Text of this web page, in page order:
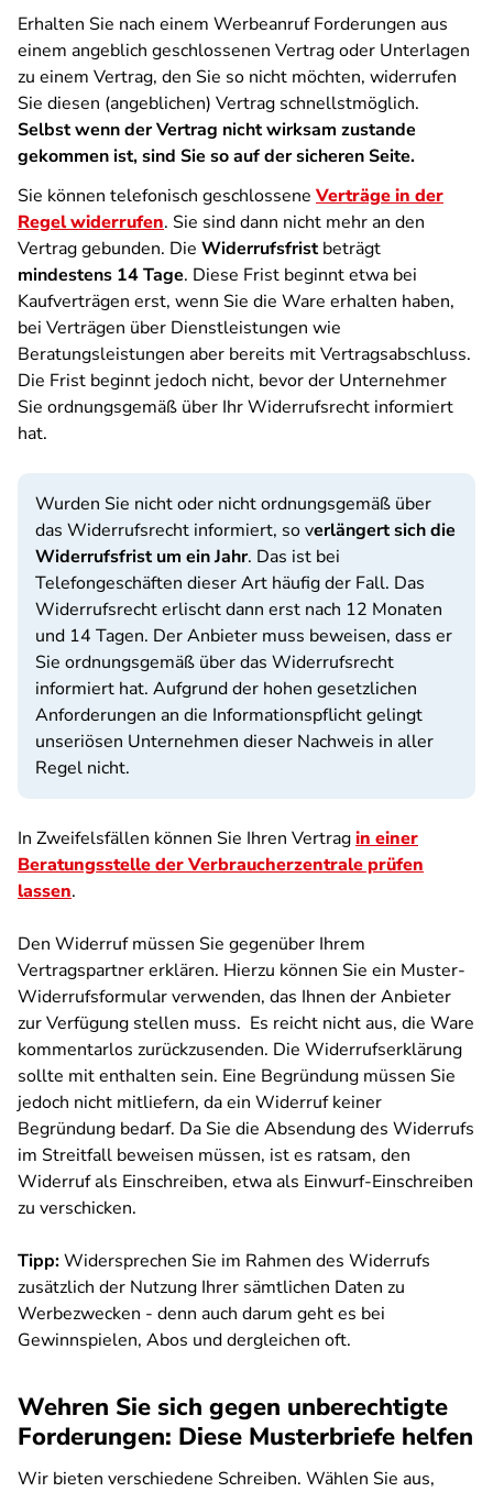
Erhalten Sie nach einem Werbeanruf Forderungen aus
einem angeblich geschlossenen Vertrag oder Unterlagen
zu einem Vertrag, den Sie so nicht möchten, widerrufen
Sie diesen (angeblichen) Vertrag schnellstmöglich.
Selbst wenn der Vertrag nicht wirksam zustande
gekommen ist, sind Sie so auf der sicheren Seite.
Sie können telefonisch geschlossene Verträge in der
Regel widerrufen. Sie sind dann nicht mehr an den
Vertrag gebunden. Die Widerrufsfristbeträgt
mindestens 14 Tage. Diese Frist beginnt etwa bei
Kaufverträgen erst, wenn Sie die Ware erhalten haben,
bei Verträgen über Dienstleistungen wie
Beratungsleistungen aber bereits mit Vertragsabschluss.
Die Frist beginnt jedoch nicht, bevor der Unternehmer
Sie ordnungsgemäß über Ihr Widerrufsrecht informiert
hat.
Wurden Sie nicht oder nicht ordnungsgemäß über
das Widerrufsrecht informiert, so verlängert sich die
Widerrufsfrist um ein Jahr. Das ist bei
Telefongeschäften dieser Art häufig der Fall. Das
Widerrufsrecht erlischt dann erst nach 12 Monaten
und 14 Tagen. Der Anbieter muss beweisen, dass er
Sie ordnungsgemäß über das Widerrufsrecht
informiert hat. Aufgrund der hohen gesetzlichen
Anforderungen an die Informationspflicht gelingt
unseriösen Unternehmen dieser Nachweis in aller
Regel nicht.
In Zweifelsfällen können Sie Ihren Vertragin einer
Beratungsstelle der Verbraucherzentrale prüfen
lassen.
Den Widerruf müssen Sie gegenüber Ihrem
Vertragspartner erklären. Hierzu können Sie ein Muster-
Widerrufsformular verwenden, das Ihnen der Anbieter
zur Verfügung stellen muss. Es reicht nicht aus, die Ware
kommentarlos zurückzusenden. Die Widerrufserklärung
sollte mit enthalten sein. Eine Begründung müssen Sie
jedoch nicht mitliefern, da ein Widerruf keiner
Begründung bedarf. Da Sie die Absendung des Widerrufs
im Streitfall beweisen müssen, ist es ratsam, den
Widerruf als Einschreiben, etwa als Einwurf-Einschreiben
zu verschicken.
Tipp:Widersprechen Sie im Rahmen des Widerrufs
zusätzlich der Nutzung Ihrer sämtlichen Daten zu
Werbezwecken - denn auch darum geht es bei
Gewinnspielen, Abos und dergleichen oft.
Wehren Sie sich gegen unberechtigte
Forderungen: Diese Musterbriefe helfen
Wir bieten verschiedene Schreiben. Wählen Sie aus,